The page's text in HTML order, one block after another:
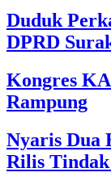
Duduk
DPRD
Kongres
Rampung
Nyaris Dua
Rilis